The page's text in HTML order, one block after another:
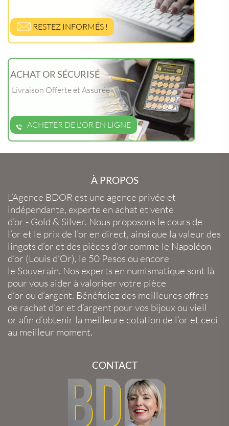
RESTEZ INFORMÉS !
ACHAT OR SÉCURISÉ
Livraison Offerte et Assurée
ACHETER DE L'OR EN LIGNE
À PROPOS
L’Agence BDOR est une agence privée et
indépendante, experte en achat et vente
d’or - Gold & Silver. Nous proposons le cours de
l’or et le prix de l’or en direct, ainsi que la valeur des
lingots d’or et des pièces d’or comme le Napoléon
d’or (Louis d’Or), le 50 Pesos ou encore
le Souverain. Nos experts en numismatique sont là
pour vous aider à valoriser votre pièce
d’or ou d’argent. Bénéficiez des meilleures offres
de rachat d’or et d’argent pour vos bijoux ou vieil
or afin d’obtenir la meilleure cotation de l’or et ceci
au meilleur moment.
CONTACT